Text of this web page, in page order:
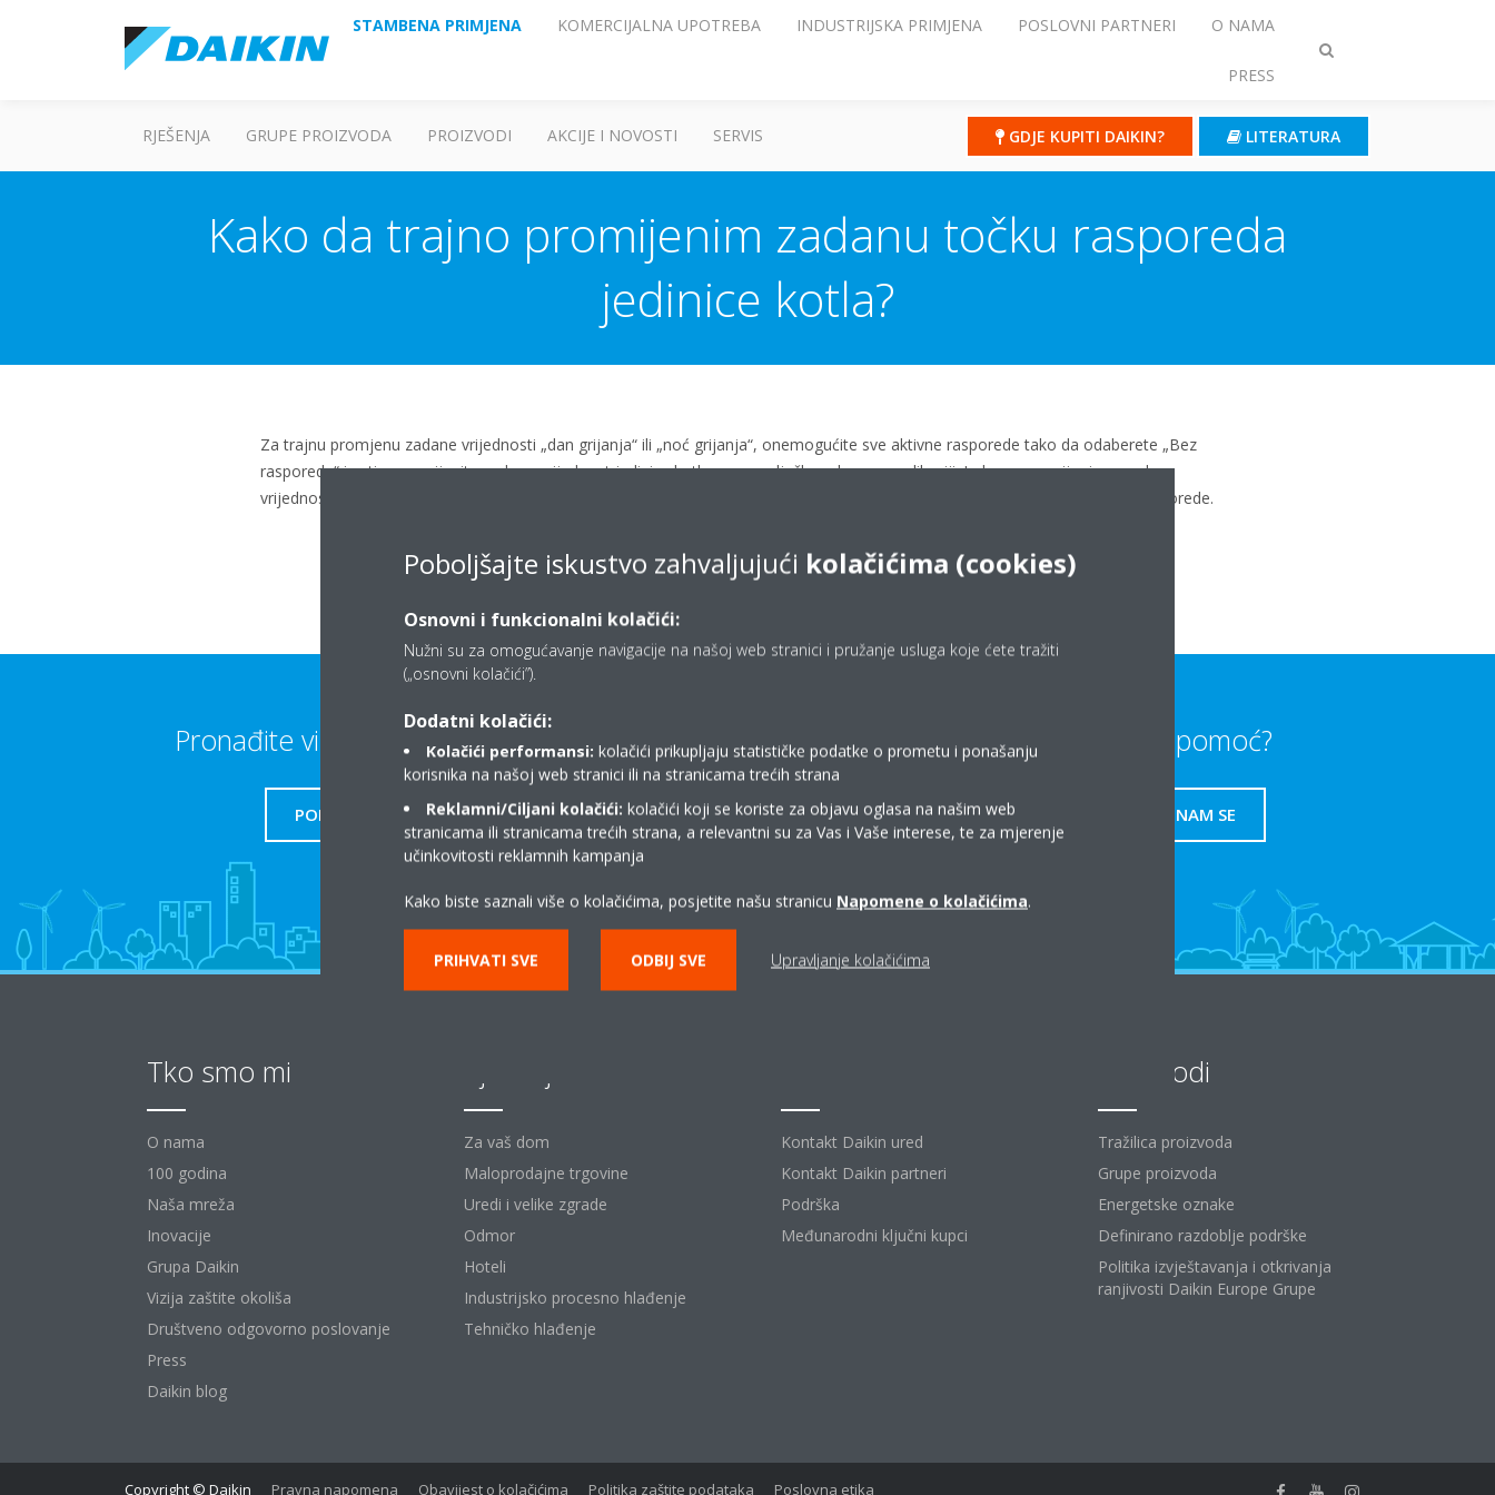
Prebaci
STAMBENA PRIMJENA KOMERCIJALNA UPOTREBA INDUSTRIJSKA PRIMJENA POSLOVNI PARTNERI O NAMA
PRESS
RJEŠENJA GRUPE PROIZVODA PROIZVODI AKCIJE I NOVOSTI SERVIS GDJE KUPITI DAIKIN? LITERATURA
Kako da trajno promijenim zadanu točku rasporeda
jedinice kotla?
Za trajnu promjenu zadane vrijednosti „dan grijanja“ ili „noć grijanja“, onemogućite sve aktivne rasporede tako da odaberete „Bez
rasporeda“ i zatim promijenite zadanu vrijednost jedinice kotla na upravljačkom krugu u aplikaciji. Jednom promijenjena zadana
vrijednost za sve željene načine rada, ponovno aktivira rasporede. Nova trajna zadana vrijednost sada će vrijediti za vaše rasporede.
Pronađite više informacija
PODRŠKA
Gdje kupiti Daikin?
KONTAKT DAIKIN PARTNERI
Trebate li pomoć?
OBRATITE NAM SE
Tko smo mi
O nama
100 godina
Naša mreža
Inovacije
Grupa Daikin
Vizija zaštite okoliša
Društveno odgovorno poslovanje
Press
Daikin blog
Za vaš dom
Maloprodajne trgovine
Uredi i velike zgrade
Odmor
Hoteli
Industrijsko procesno hlađenje
Tehničko hlađenje
Kontakt Daikin ured
Kontakt Daikin partneri
Podrška
Međunarodni ključni kupci
Proizvodi
Tražilica proizvoda
Grupe proizvoda
Energetske oznake
Definirano razdoblje podrške
Politika izvještavanja i otkrivanja
ranjivosti Daikin Europe Grupe
Copyright © Daikin Pravna napomena Obavijest o kolačićima Politika zaštite podataka Poslovna etika
Poboljšajte iskustvo zahvaljujući kolačićima (cookies)
Osnovni i funkcionalni kolačići:
Nužni su za omogućavanje navigacije na našoj web stranici i pružanje usluga koje ćete tražiti
(„osnovni kolačići”).
Dodatni kolačići:
Kolačići performansi: kolačići prikupljaju statističke podatke o prometu i ponašanju
korisnika na našoj web stranici ili na stranicama trećih strana
Reklamni/Ciljani kolačići: kolačići koji se koriste za objavu oglasa na našim web
stranicama ili stranicama trećih strana, a relevantni su za Vas i Vaše interese, te za mjerenje
učinkovitosti reklamnih kampanja
Kako biste saznali više o kolačićima, posjetite našu stranicu Napomene o kolačićima.
PRIHVATI SVE ODBIJ SVE Upravljanje kolačićima